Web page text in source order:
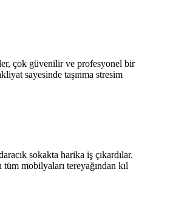
çok güvenilir ve profesyonel bir
sayesinde taşınma stresim
sokakta harika iş çıkardılar.
tüm mobilyaları tereyağından kıl